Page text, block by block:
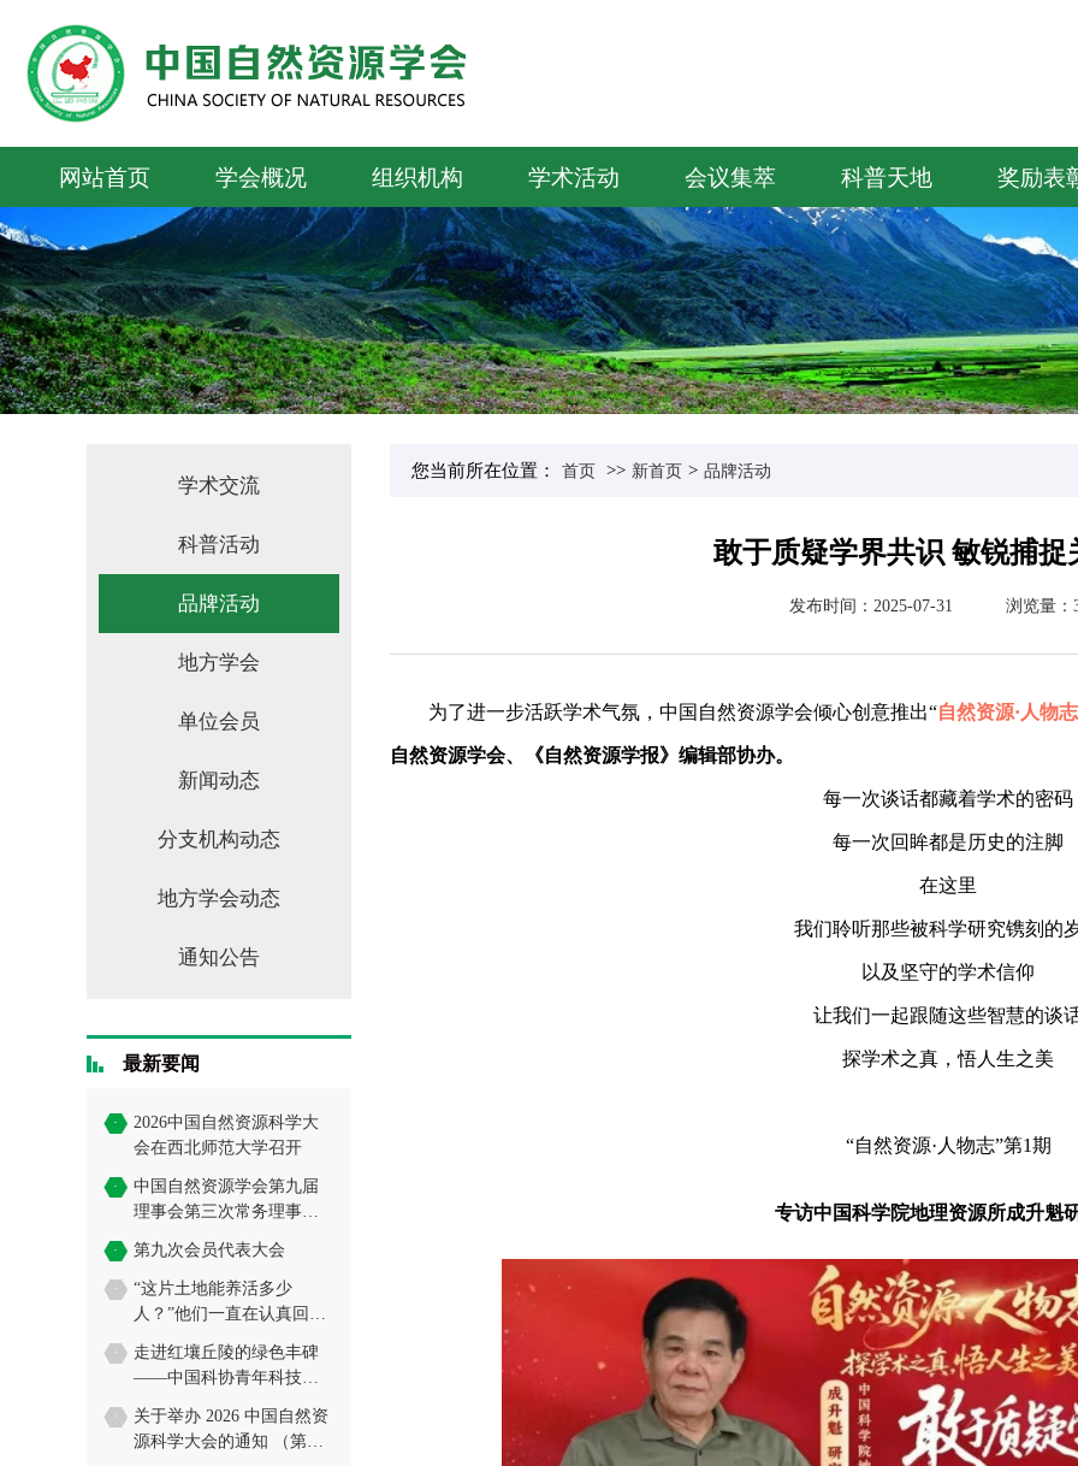
网站首页 学会概况 组织机构 学术活动 会议集萃 科普天地 奖励表
学术交流
科普活动
品牌活动
地方学会
单位会员
新闻动态
分支机构动态
地方学会动态
通知公告
最新要闻
·
2026中国自然资源科学大
会在西北师范大学召开
·
中国自然资源学会第九届
理事会第三次常务理事会
会议暨资源科学学科发展
研讨会在京召开
· 第九次会员代表大会
·
“这片土地能养活多少
人？”他们一直在认真回答
→
·
走进红壤丘陵的绿色丰碑
——中国科协青年科技人
才培育工程博士生专项社
会历练活动学员走进千烟
洲站
·
关于举办 2026 中国自然资
源科学大会的通知 （第二
您当前所在位置： 首页 >> 新首页 > 品牌活动
敢于质疑学界共识 敏锐捕捉
发布时间：2025-07-31 浏览量：
为了进一步活跃学术气氛，中国自然资源学会倾心创意推出“自然资源·人物志
自然资源学会、《自然资源学报》编辑部协办。
每一次谈话都藏着学术的密码
每一次回眸都是历史的注脚
在这里
我们聆听那些被科学研究镌刻的
以及坚守的学术信仰
让我们一起跟随这些智慧的谈
探学术之真，悟人生之美
“自然资源·人物志”第1期
专访中国科学院地理资源所成升魁